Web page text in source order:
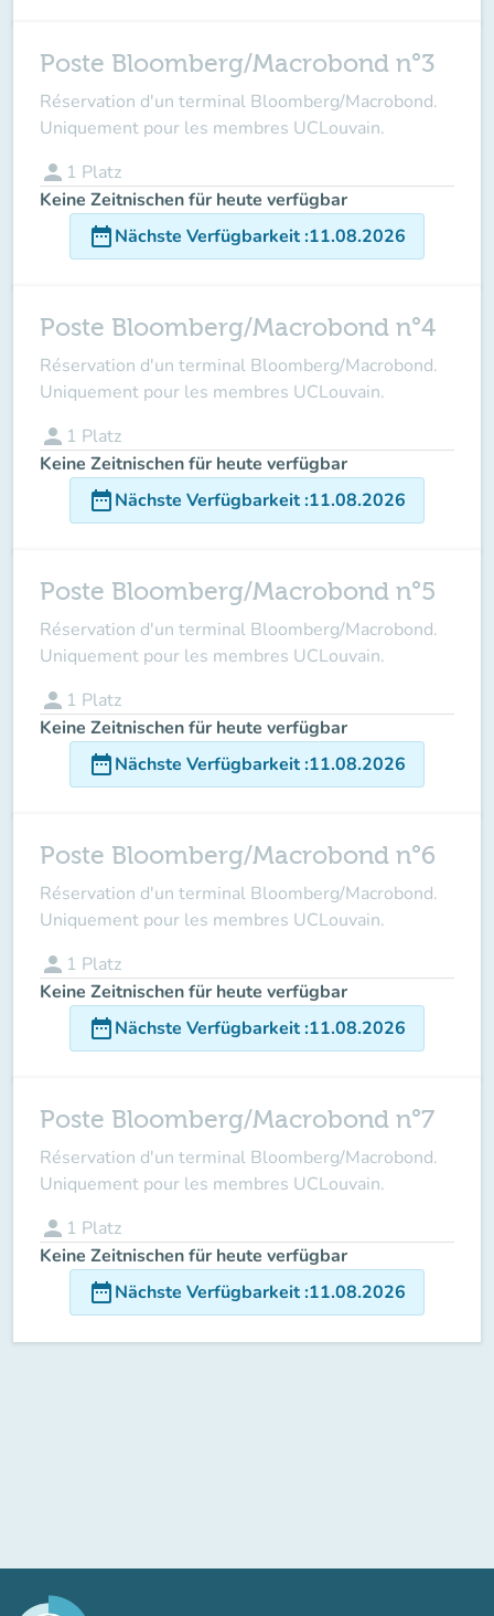
Poste Bloomberg/Macrobond n°3
Réservation d'un terminal Bloomberg/Macrobond.
Uniquement pour les membres UCLouvain.
person 1 Platz
Keine Zeitnischen für heute verfügbar
date_rangeNächste Verfügbarkeit:11.08.2026
Poste Bloomberg/Macrobond n°4
Réservation d'un terminal Bloomberg/Macrobond.
Uniquement pour les membres UCLouvain.
person 1 Platz
Keine Zeitnischen für heute verfügbar
date_rangeNächste Verfügbarkeit:11.08.2026
Poste Bloomberg/Macrobond n°5
Réservation d'un terminal Bloomberg/Macrobond.
Uniquement pour les membres UCLouvain.
person 1 Platz
Keine Zeitnischen für heute verfügbar
date_rangeNächste Verfügbarkeit:11.08.2026
Poste Bloomberg/Macrobond n°6
Réservation d'un terminal Bloomberg/Macrobond.
Uniquement pour les membres UCLouvain.
person 1 Platz
Keine Zeitnischen für heute verfügbar
date_rangeNächste Verfügbarkeit:11.08.2026
Poste Bloomberg/Macrobond n°7
Réservation d'un terminal Bloomberg/Macrobond.
Uniquement pour les membres UCLouvain.
person 1 Platz
Keine Zeitnischen für heute verfügbar
date_rangeNächste Verfügbarkeit:11.08.2026